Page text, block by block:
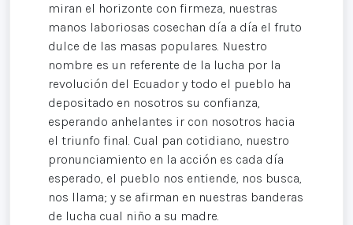
miran el horizonte con firmeza, nuestras
manos laboriosas cosechan día a día el fruto
dulce de las masas populares. Nuestro
nombre es un referente de la lucha por la
revolución del Ecuador y todo el pueblo ha
depositado en nosotros su confianza,
esperando anhelantes ir con nosotros hacia
el triunfo final. Cual pan cotidiano, nuestro
pronunciamiento en la acción es cada día
esperado, el pueblo nos entiende, nos busca,
nos llama; y se afirman en nuestras banderas
de lucha cual niño a su madre.